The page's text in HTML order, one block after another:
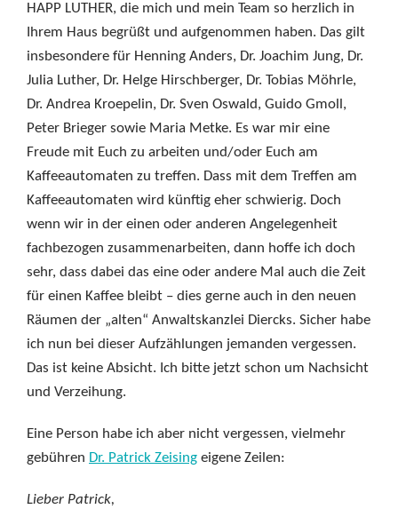
HAPP LUTHER, die mich und mein Team so herzlich in
Ihrem Haus begrüßt und aufgenommen haben. Das gilt
insbesondere für Henning Anders, Dr. Joachim Jung, Dr.
Julia Luther, Dr. Helge Hirschberger, Dr. Tobias Möhrle,
Dr. Andrea Kroepelin, Dr. Sven Oswald, Guido Gmoll,
Peter Brieger sowie Maria Metke. Es war mir eine
Freude mit Euch zu arbeiten und/oder Euch am
Kaffeeautomaten zu treffen. Dass mit dem Treffen am
Kaffeeautomaten wird künftig eher schwierig. Doch
wenn wir in der einen oder anderen Angelegenheit
fachbezogen zusammenarbeiten, dann hoffe ich doch
sehr, dass dabei das eine oder andere Mal auch die Zeit
für einen Kaffee bleibt – dies gerne auch in den neuen
Räumen der „alten“ Anwaltskanzlei Diercks. Sicher habe
ich nun bei dieser Aufzählungen jemanden vergessen.
Das ist keine Absicht. Ich bitte jetzt schon um Nachsicht
und Verzeihung.
Eine Person habe ich aber nicht vergessen, vielmehr
gebühren Dr. Patrick Zeising eigene Zeilen:
Lieber Patrick,